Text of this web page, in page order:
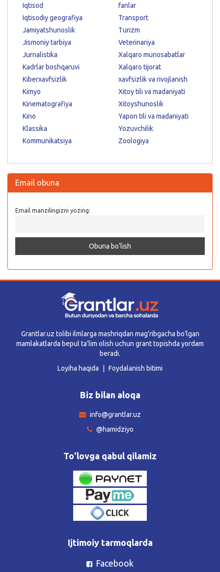
Iqtisod
Iqtisodiy geografiya
Jamiyatshunoslik
Jismoniy tarbiya
Jurnalistika
Kadrlar boshqaruvi
Kiberxavfsizlik
Kimyo
Kinematografiya
Kino
Klassika
Kommunikatsiya
fanlar
Transport
Turizm
Veterinariya
Xalqaro munosabatlar
Xalqaro tijorat
xavfsizlik va rivojlanish
Xitoy tili va madaniyati
Xitoyshunoslik
Yapon tili va madaniyati
Yozuvchilik
Zoologiya
Email obuna
Email manzilingizni yozing:
Grantlar.uz tolibi ilmlarga mashriqdan mag’ribgacha bo’lgan
mamlakatlarda bepul ta’lim olish uchun grant topishda yordam
beradi.
Loyiha haqida
Foydalanish bitimi
Biz bilan aloqa
info@grantlar.uz
@hamidziyo
To'lovga qabul qilamiz
Ijtimoiy tarmoqlarda
Facebook